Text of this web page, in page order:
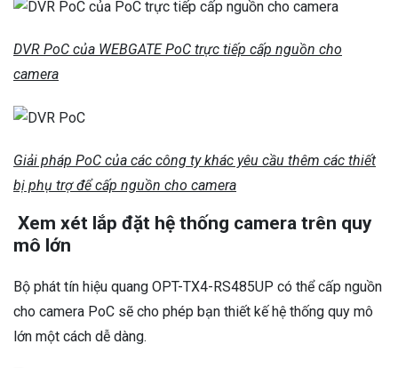
DVR PoC của WEBGATE PoC trực tiếp cấp nguồn cho
camera
Giải pháp PoC của các công ty khác yêu cầu thêm các thiết
bị phụ trợ để cấp nguồn cho camera
Xem xét lắp đặt hệ thống camera trên quy
mô lớn
Bộ phát tín hiệu quang OPT-TX4-RS485UP có thể cấp nguồn
cho camera PoC sẽ cho phép bạn thiết kế hệ thống quy mô
lớn một cách dễ dàng.